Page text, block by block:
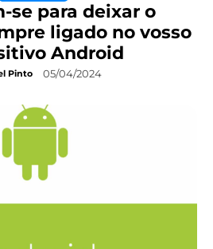
se para deixar o
ligado no vosso
Android
Pinto 05/04/2024